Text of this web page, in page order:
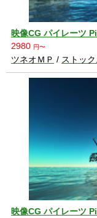
映像CG パイレーツ
2980 円〜
ツネオＭＰ / ストッ
映像CG パイレーツ